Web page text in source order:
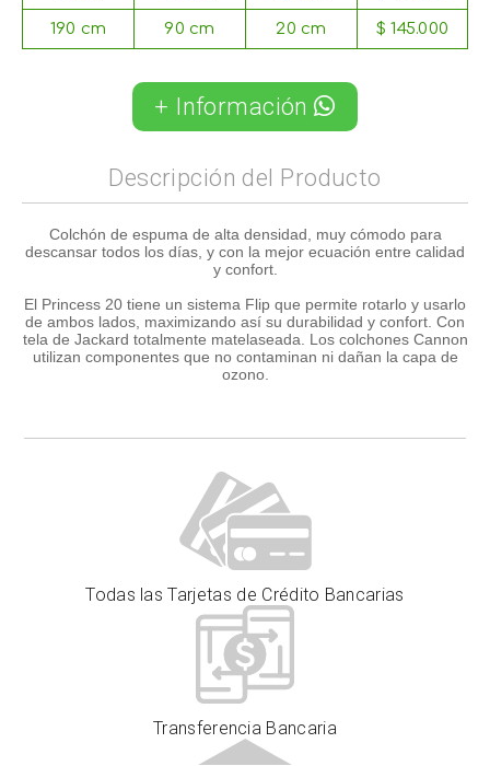
190 cm 90 cm 20 cm $ 145.000
+ Información
Descripción del Producto
Colchón de espuma de alta densidad, muy cómodo para
descansar todos los días, y con la mejor ecuación entre calidad
y confort.
El Princess 20 tiene un sistema Flip que permite rotarlo y usarlo
de ambos lados, maximizando así su durabilidad y confort. Con
tela de Jackard totalmente matelaseada. Los colchones Cannon
utilizan componentes que no contaminan ni dañan la capa de
ozono.
Todas las Tarjetas de Crédito Bancarias
Transferencia Bancaria